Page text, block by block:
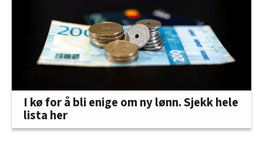
I kø for å bli enige om ny lønn. Sjekk hele
lista her